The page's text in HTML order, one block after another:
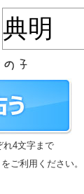
4文字まで
ご利用ください。